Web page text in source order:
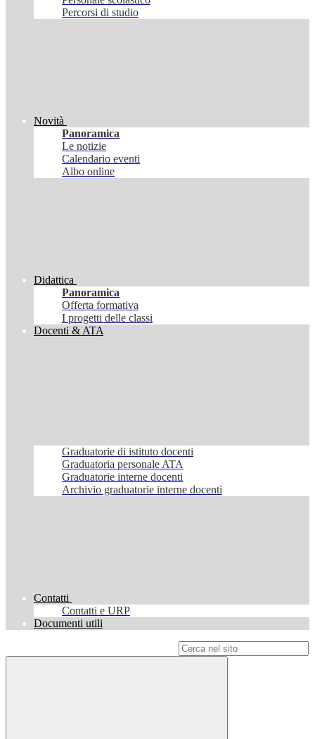
Percorsi di studio
Novità
Panoramica
Le notizie
Calendario eventi
Albo online
Didattica
Panoramica
Offerta formativa
I progetti delle classi
Docenti & ATA
Graduatorie di istituto docenti
Graduatoria personale ATA
Graduatorie interne docenti
Archivio graduatorie interne docenti
Contatti
Contatti e URP
Documenti utili